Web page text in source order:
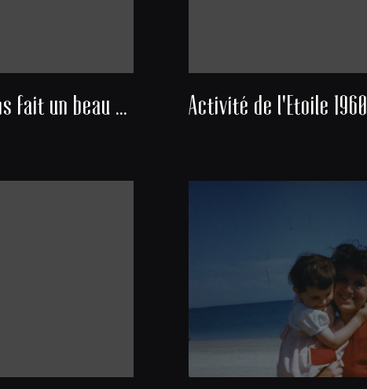
Nous avons fait un beau voyage Activité de l'Etoile 1960